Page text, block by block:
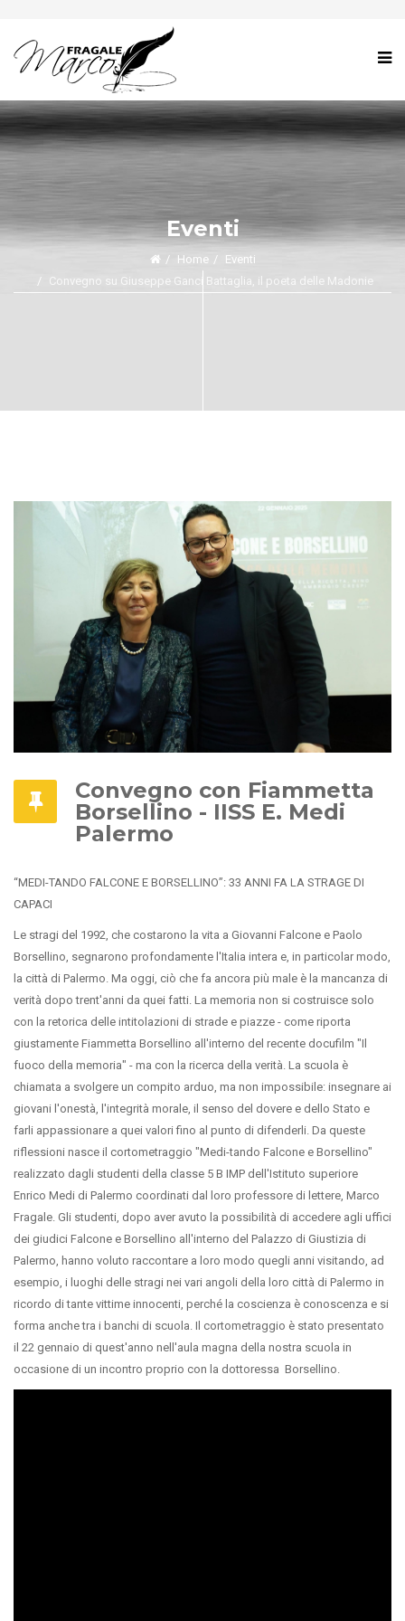
Eventi
Home
Eventi
Convegno su Giuseppe Ganci Battaglia, il poeta delle Madonie
Convegno con Fiammetta
Borsellino - IISS E. Medi
Palermo
“MEDI-TANDO FALCONE E BORSELLINO”: 33 ANNI FA LA STRAGE DI
CAPACI
Le stragi del 1992, che costarono la vita a Giovanni Falcone e Paolo
Borsellino, segnarono profondamente l'Italia intera e, in particolar modo,
la città di Palermo. Ma oggi, ciò che fa ancora più male è la mancanza di
verità dopo trent'anni da quei fatti. La memoria non si costruisce solo
con la retorica delle intitolazioni di strade e piazze - come riporta
giustamente Fiammetta Borsellino all'interno del recente docufilm "Il
fuoco della memoria" - ma con la ricerca della verità. La scuola è
chiamata a svolgere un compito arduo, ma non impossibile: insegnare ai
giovani l'onestà, l'integrità morale, il senso del dovere e dello Stato e
farli appassionare a quei valori fino al punto di difenderli. Da queste
riflessioni nasce il cortometraggio "Medi-tando Falcone e Borsellino"
realizzato dagli studenti della classe 5 B IMP dell'Istituto superiore
Enrico Medi di Palermo coordinati dal loro professore di lettere, Marco
Fragale. Gli studenti, dopo aver avuto la possibilità di accedere agli uffici
dei giudici Falcone e Borsellino all'interno del Palazzo di Giustizia di
Palermo, hanno voluto raccontare a loro modo quegli anni visitando, ad
esempio, i luoghi delle stragi nei vari angoli della loro città di Palermo in
ricordo di tante vittime innocenti, perché la coscienza è conoscenza e si
forma anche tra i banchi di scuola. Il cortometraggio è stato presentato
il 22 gennaio di quest'anno nell'aula magna della nostra scuola in
occasione di un incontro proprio con la dottoressa Borsellino.